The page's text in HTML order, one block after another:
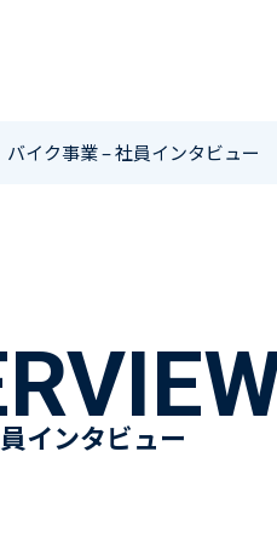
バイク事業 – 社員インタビュー
インタビュー